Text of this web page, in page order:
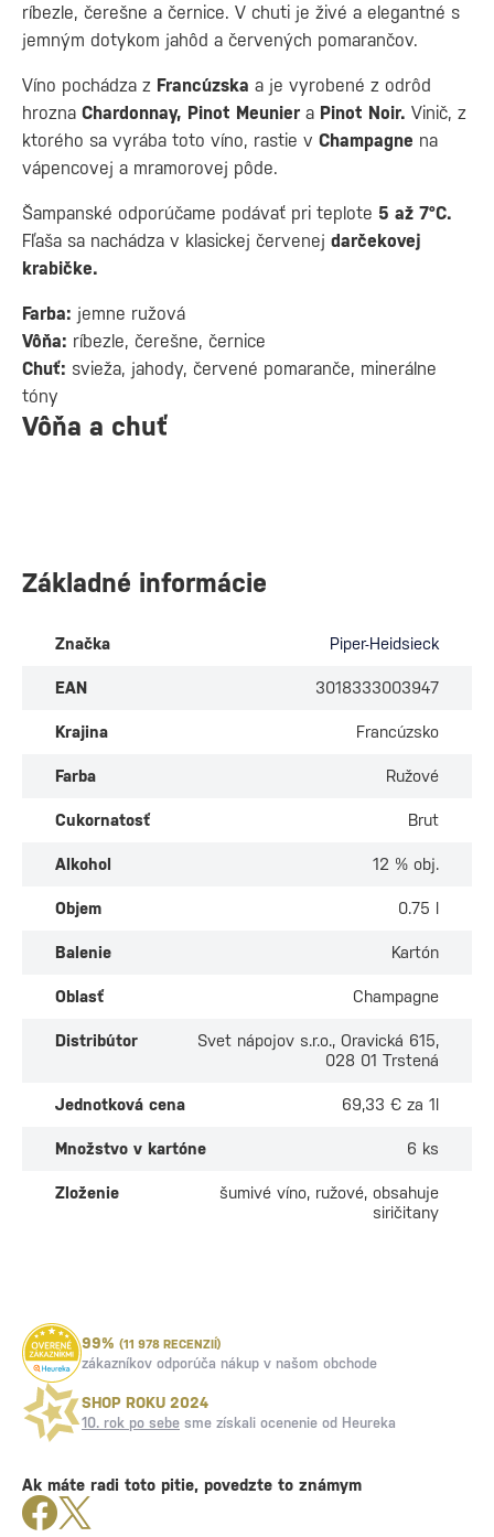
ríbezle, čerešne a černice. V chuti je živé a elegantné s
jemným dotykom jahôd a červených pomarančov.
Víno pochádza z Francúzska a je vyrobené z odrôd
hrozna Chardonnay, Pinot Meunier a Pinot Noir. Vinič, z
ktorého sa vyrába toto víno, rastie v Champagne na
vápencovej a mramorovej pôde.
Šampanské odporúčame podávať pri teplote 5 až 7°C.
Fľaša sa nachádza v klasickej červenej darčekovej
krabičke.
Farba: jemne ružová
Vôňa: ríbezle, čerešne, černice
Chuť: svieža, jahody, červené pomaranče, minerálne
tóny
Vôňa a chuť
Základné informácie
Značka Piper-Heidsieck
EAN 3018333003947
Krajina Francúzsko
Farba Ružové
Cukornatosť Brut
Alkohol 12 % obj.
Objem 0.75 l
Balenie Kartón
Oblasť Champagne
Distribútor
Svet nápojov s.r.o., Oravická 615,
028 01 Trstená
Jednotková cena 69,33 € za 1l
Množstvo v kartóne 6 ks
Zloženie
šumivé víno, ružové, obsahuje
siričitany
99% (11 978 RECENZIÍ)
zákazníkov odporúča nákup v našom obchode
SHOP ROKU 2024
10. rok po sebe sme získali ocenenie od Heureka
Ak máte radi toto pitie, povedzte to známym